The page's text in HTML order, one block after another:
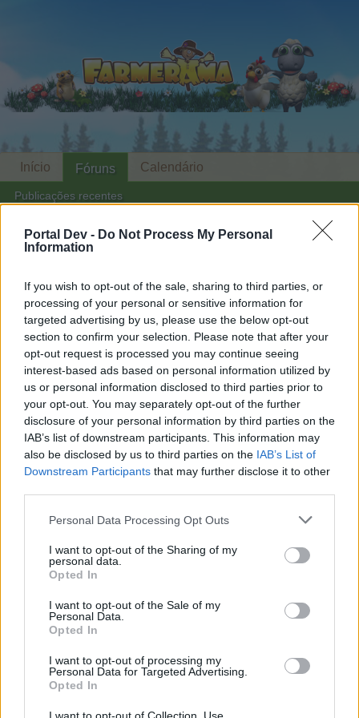
Portal Dev - Do Not Process My Personal
Information
If you wish to opt-out of the sale, sharing to third parties, or
processing of your personal or sensitive information for
targeted advertising by us, please use the below opt-out
section to confirm your selection. Please note that after your
opt-out request is processed you may continue seeing
interest-based ads based on personal information utilized by
us or personal information disclosed to third parties prior to
your opt-out. You may separately opt-out of the further
disclosure of your personal information by third parties on the
IAB’s list of downstream participants. This information may
also be disclosed by us to third parties on the IAB’s List of
Downstream Participants that may further disclose it to other
Personal Data Processing Opt Outs
I want to opt-out of the Sharing of my
personal data.
Opted In
I want to opt-out of the Sale of my
Personal Data.
Opted In
I want to opt-out of processing my
Personal Data for Targeted Advertising.
Opted In
Fóruns ... Secção da bola de cristal Canto da Fofoca
Mensagem #6825
Caro jogador,
Se queres estar ativamente envolvido no Fórum e
participar nas nossas discussões, ou se queres
começar o teu próprio tópico ou escrever uma
mensagem, tens de fazer login no jogo primeiro.
Por favor, certifica-te de que te registas se não
tens uma conta no jogo. Estamos à espera da tua
próxima visita ao Fórum!
„Joga aqui“
AugustaMoreira1958
Mensagens:
227 Gostos recebidos: 151
fatuxxa
Mensagens: 2,402 Gostos recebidos: Pontos de Troféu:
Embaixador
Mensagens: 1,396 Gostos recebidos: 1,589
Pontos de Troféu:
1,550
nelitadabendeira
Início Fóruns
Publicações recentes
Calendário